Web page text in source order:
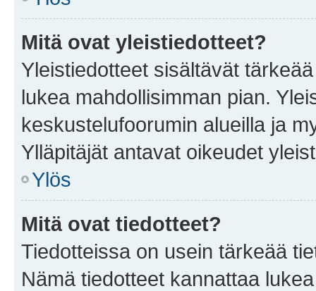
Mitä ovat yleistiedotteet?
Yleistiedotteet sisältävät
lukea mahdollisimman pian.
keskustelufoorumin alueilla ja
Ylläpitäjät antavat oikeudet
Ylös
Mitä ovat tiedotteet?
Tiedotteissa on usein tärkeää
Nämä tiedotteet kannattaa